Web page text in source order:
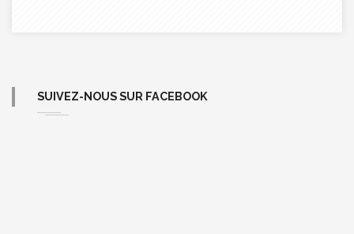
SUIVEZ-NOUS SUR FACEBOOK